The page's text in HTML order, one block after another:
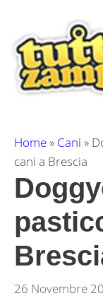
contenuto
Home» Cani »
cani a Brescia
26 Novembre